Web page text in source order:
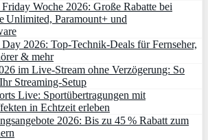
Woche 2026: Große Rabatte bei
Unlimited, Paramount+ und
2026: Top-Technik-Deals für Fernseher,
& mehr
im Live-Stream ohne Verzögerung: So
Streaming-Setup
Live: Sportübertragungen mit
in Echtzeit erleben
2026: Bis zu 45 % Rabatt zum